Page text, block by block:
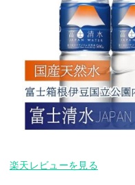
楽天レビューを見る